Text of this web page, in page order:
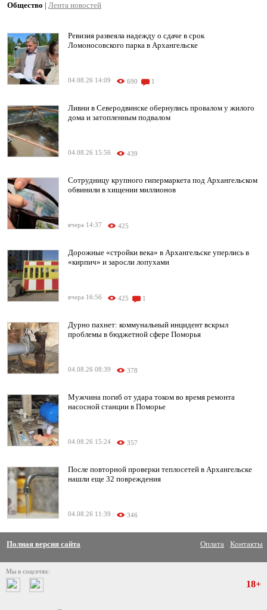
Общество | Лента новостей
Ревизия развеяла надежду о сдаче в срок
Ломоносовского парка в Архангельске
04.08.26 14:09 690 1
Ливни в Северодвинске обернулись провалом у жилого
дома и затопленным подвалом
04.08.26 15:56 439
Сотрудницу крупного гипермаркета под Архангельском
обвинили в хищении миллионов
вчера 14:37 425
Дорожные «стройки века» в Архангельске уперлись в
«кирпич» и заросли лопухами
вчера 16:56 425 1
Дурно пахнет: коммунальный инцидент вскрыл
проблемы в бюджетной сфере Поморья
04.08.26 08:39 378
Мужчина погиб от удара током во время ремонта
насосной станции в Поморье
04.08.26 15:24 357
После повторной проверки теплосетей в Архангельске
нашли еще 32 повреждения
04.08.26 11:39 346
Полная версия сайта Оплата Контакты
Мы в соцсетях:
18+